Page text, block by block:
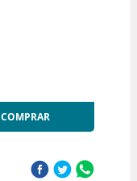
COMPRAR